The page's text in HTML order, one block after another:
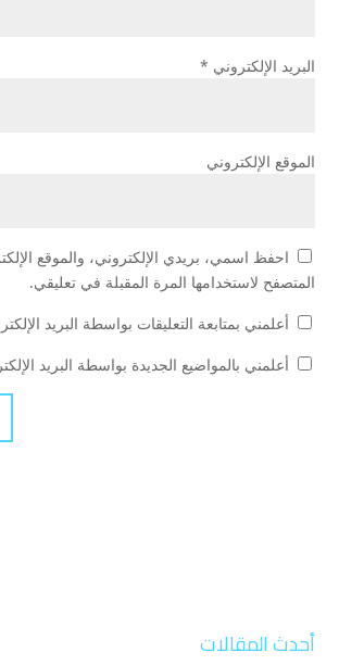
البريد الإلكتروني *
الموقع الإلكتروني
احفظ اسمي، بريدي الإلكتروني، والموقع
المتصفح لاستخدامها المرة المقبلة في تعليقي.
أعلمني بمتابعة التعليقات بواسطة البريد
أعلمني بالمواضيع الجديدة بواسطة البريد
أحدث المقالات